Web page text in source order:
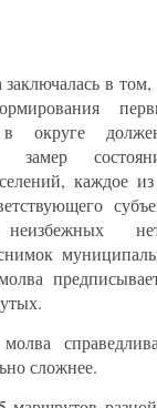
заключалась в
округе
замер
каждое
молва
сложнее.